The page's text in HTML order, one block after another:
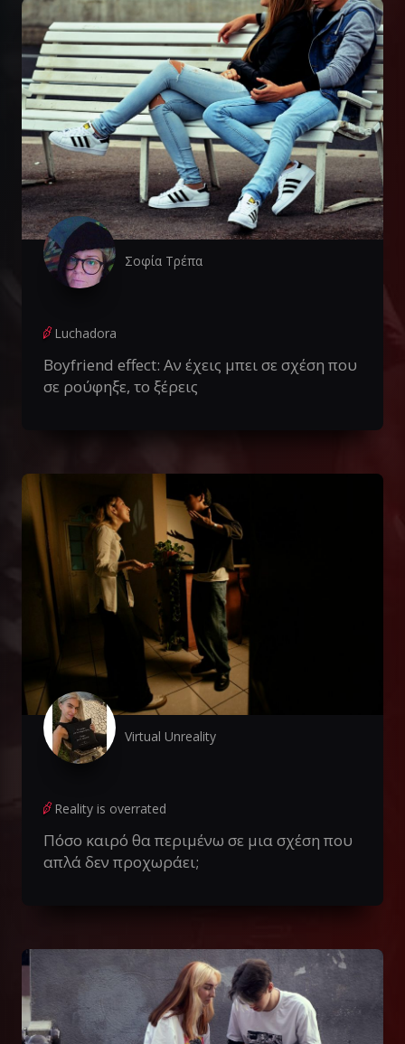
Σοφία Τρέπα
Luchadora
Boyfriend effect: Αν έχεις μπει σε σχέση που
σε ρούφηξε, το ξέρεις
Virtual Unreality
Reality is overrated
Πόσο καιρό θα περιμένω σε μια σχέση που
απλά δεν προχωράει;